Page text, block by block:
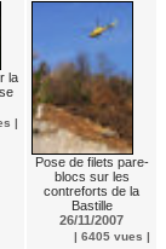
la
|
Pose de filets pare-
blocs sur les
contreforts de la
Bastille
26/11/2007
| 6405 vues |